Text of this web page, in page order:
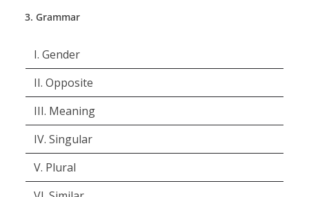
3. Grammar
I. Gender
II. Opposite
III. Meaning
IV. Singular
V. Plural